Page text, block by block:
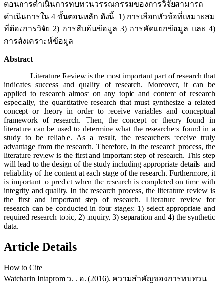
ตอนการดำเนินการทบทวนวรรณกรรมของการวิจัยสามารถ
ดำเนินการใน 4 ขั้นตอนหลัก ดังนี้ 1) การเลือกหัวข้อที่เหมาะสม
ที่ต้องการวิจัย 2) การสืบค้นข้อมูล 3) การคัดแยกข้อมูล และ 4)
การสังเคราะห์ข้อมูล
Abstract
Literature Review is the most important part of research that
indicates success and quality of research. Moreover, it can be
applied to research almost on any topic and content of research
especially, the quantitative research that must synthesize a related
concept or theory in order to receive variables and conceptual
framework of research. Then, the concept or theory found in
literature can be used to determine what the researchers found in a
study to be reliable. As a result, the researchers receive truly
advantage from the research. Therefore, in the research process, the
literature review is the first and important step of research. This step
will lead to the design of the study including appropriate details and
reliability of the content at each stage of the research. Furthermore, it
is important to predict when the research is completed on time with
integrity and quality. In the research process, the literature review is
the first and important step of research. Literature review for
research can be conducted in four stages: 1) select appropriate and
required research topic, 2) inquiry, 3) separation and 4) the synthetic
data.
Article Details
How to Cite
Watcharin Intaprom ว. . อ. (2016). ความสำคัญของการทบทวน